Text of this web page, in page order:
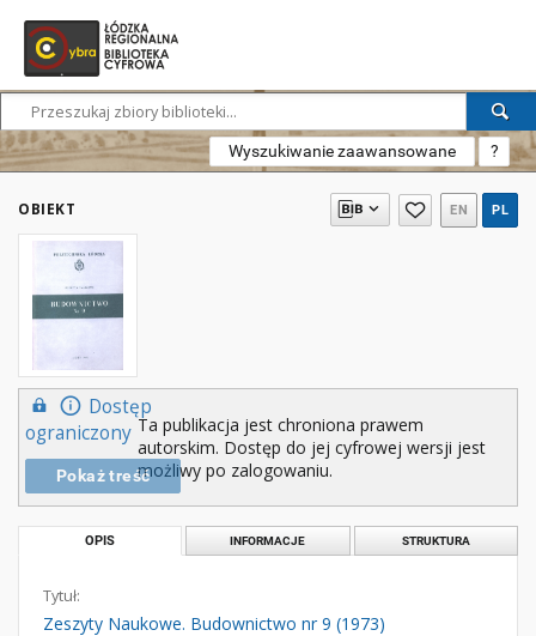
Wyszukiwanie zaawansowane ?
OBIEKT EN PL
Dostęp
ograniczony
Pokaż treść
Ta publikacja jest chroniona prawem
autorskim. Dostęp do jej cyfrowej wersji jest
możliwy po zalogowaniu.
OPIS INFORMACJE STRUKTURA
Tytuł:
Zeszyty Naukowe. Budownictwo nr 9 (1973)